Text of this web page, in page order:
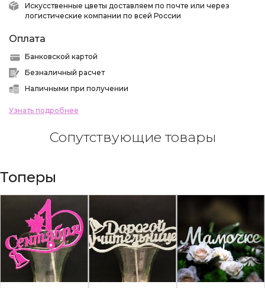
Искусственные цветы доставляем по почте или через
логистические компании по всей России
Оплата
Банковской картой
Безналичный расчет
Наличными при получении
Узнать подробнее
Сопутствующие товары
Топеры